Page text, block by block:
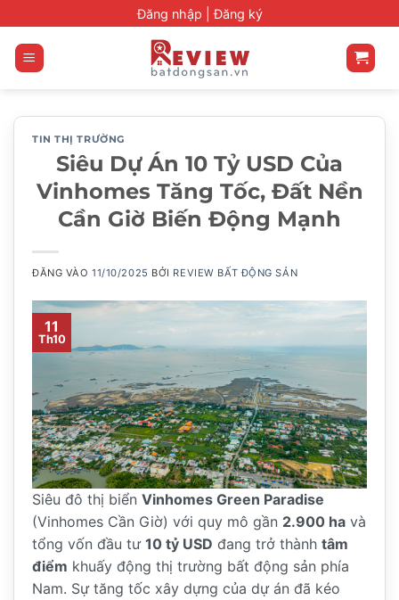
qua
nội
dung
Đăng nhập | Đăng ký
TIN THỊ TRƯỜNG
Siêu Dự Án 10 Tỷ USD Của
Vinhomes Tăng Tốc, Đất Nền
Cần Giờ Biến Động Mạnh
ĐĂNG VÀO11/10/2025 BỞI REVIEW BẤT ĐỘNG SẢN
11
Th10
Siêu đô thị biển Vinhomes Green Paradise
(Vinhomes Cần Giờ) với quy mô gần 2.900 ha và
tổng vốn đầu tư 10 tỷ USD đang trở thành tâm
điểm khuấy động thị trường bất động sản phía
Nam. Sự tăng tốc xây dựng của dự án đã kéo